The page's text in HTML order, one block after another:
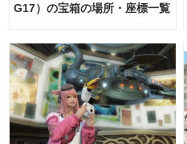
G17）の宝箱の場所・座標一覧